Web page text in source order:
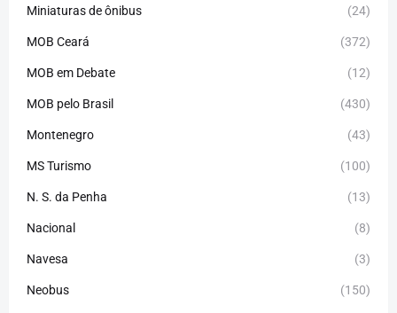
Miniaturas de ônibus (24)
MOB Ceará (372)
MOB em Debate (12)
MOB pelo Brasil (430)
Montenegro (43)
MS Turismo (100)
N. S. da Penha (13)
Nacional (8)
Navesa (3)
Neobus (150)